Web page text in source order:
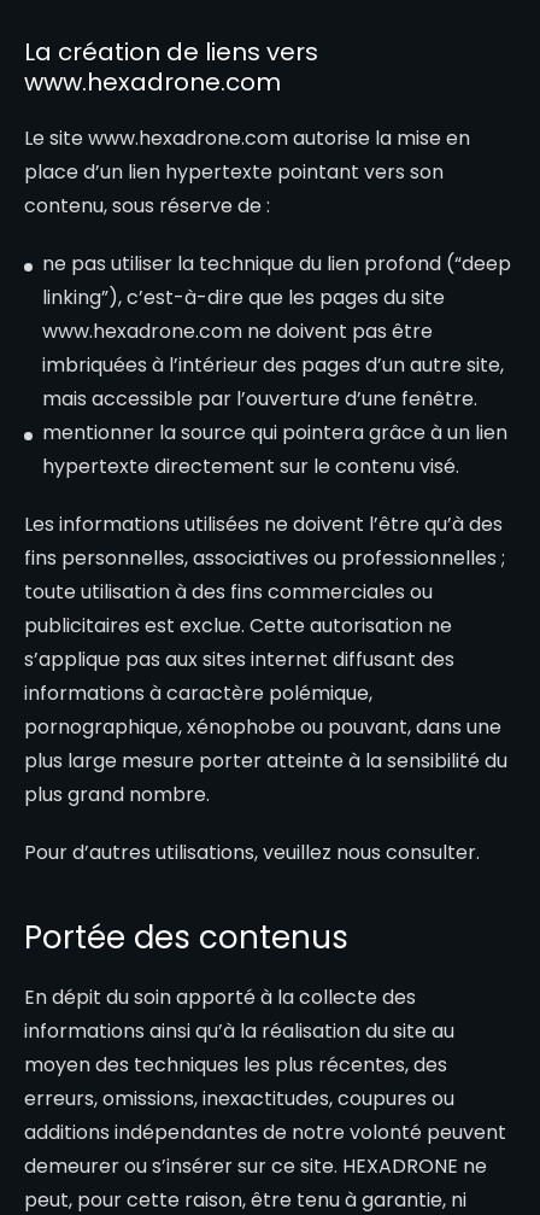
La création de liens vers
www.hexadrone.com
Le sitewww.hexadrone.comautorise la mise en
place d’un lien hypertexte pointant vers son
contenu, sous réserve de :
ne pas utiliser la technique du lien profond (“deep
linking”), c’est-à-dire que les pages du site
www.hexadrone.com ne doivent pas être
imbriquées à l’intérieur des pages d’un autre site,
mais accessible par l’ouverture d’une fenêtre.
mentionner la source qui pointera grâce à un lien
hypertexte directement sur le contenu visé.
Les informations utilisées ne doivent l’être qu’à des
fins personnelles, associatives ou professionnelles ;
toute utilisation à des fins commerciales ou
publicitaires est exclue. Cette autorisation ne
s’applique pas aux sites internet diffusant des
informations à caractère polémique,
pornographique, xénophobe ou pouvant, dans une
plus large mesure porter atteinte à la sensibilité du
plus grand nombre.
Pour d’autres utilisations, veuillez nous consulter.
Portée des contenus
En dépit du soin apporté à la collecte des
informations ainsi qu’à la réalisation du site au
moyen des techniques les plus récentes, des
erreurs, omissions, inexactitudes, coupures ou
additions indépendantes de notre volonté peuvent
demeurer ou s’insérer sur ce site. HEXADRONE ne
peut, pour cette raison, être tenu à garantie, ni